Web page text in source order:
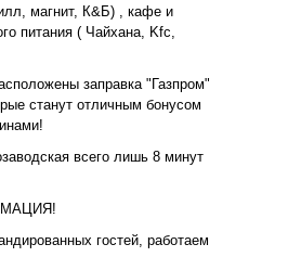
магнит, К&Б) , кафе и
питания ( Чайхана, Kfc,
заправка "Газпром"
станут отличным бонусом
всего лишь 8 минут
гостей, работаем